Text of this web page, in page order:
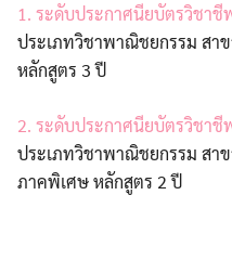
1. ระดับประกาศนียบัตรวิชาชี
ประเภทวิชาพาณิชยกรรม สา
หลักสูตร 3 ปี
ประเภทวิชาพาณิชยกรรม สา
ภาคพิเศษ หลักสูตร 2 ปี